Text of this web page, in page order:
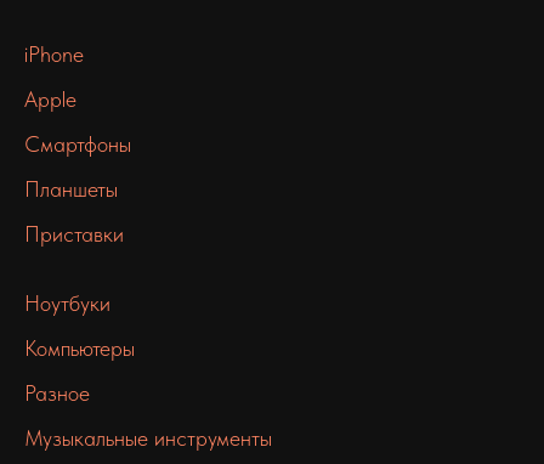
iPhone
Apple
Смартфоны
Планшеты
Приставки
Ноутбуки
Компьютеры
Разное
Музыкальные инструменты